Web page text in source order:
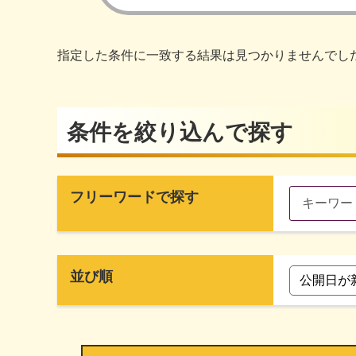
指定した条件に一致する結果は見つかりませんでし
条件を絞り込んで探す
フリーワードで探す
並び順